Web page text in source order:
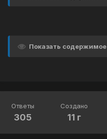
Показать содержимое
Ответы
305
Создано
11 г